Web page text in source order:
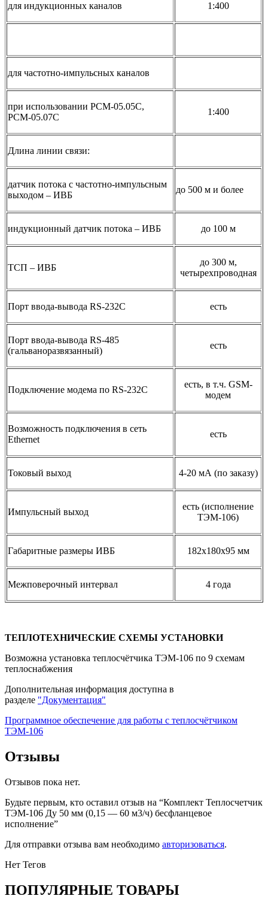
для индукционных каналов 1:400
для частотно-импульсных каналов
при использовании РСМ-05.05C,
РСМ-05.07C
1:400
Длина линии связи:
датчик потока c частотно-импульсным
выходом – ИВБ
до 500 м и более
индукционный датчик потока – ИВБ до 100 м
ТСП – ИВБ
до 300 м,
четырехпроводная
Порт ввода-вывода RS-232С есть
Порт ввода-вывода RS-485
(гальваноразвязанный)
есть
Подключение модема по RS-232С
есть, в т.ч. GSM-
модем
Возможность подключения в сеть
Ethernet
есть
Токовый выход 4-20 мА (по заказу)
Импульсный выход
есть (исполнение
ТЭМ-106)
Габаритные размеры ИВБ 182х180х95 мм
Межповерочный интервал 4 года
ТЕПЛОТЕХНИЧЕСКИЕ СХЕМЫ УСТАНОВКИ
Возможна установка теплосчётчика ТЭМ-106 по 9 схемам
теплоснабжения
Дополнительная информация доступна в
разделе "Документация"
Программное обеспечение для работы с теплосчётчиком
ТЭМ-106
Отзывы
Отзывов пока нет.
Будьте первым, кто оставил отзыв на “Комплект Теплосчетчик
ТЭМ-106 Ду 50 мм (0,15 — 60 м3/ч) бесфланцевое
исполнение”
Для отправки отзыва вам необходимо авторизоваться.
Нет Тегов
ПОПУЛЯРНЫЕ ТОВАРЫ